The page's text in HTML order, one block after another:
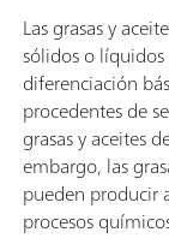
Las grasas y
sólidos o
diferenciación
procedentes de
grasas y aceites
embargo, las
pueden producir
procesos